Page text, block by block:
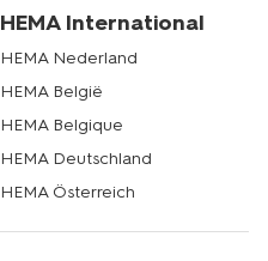
HEMA International
HEMA Nederland
HEMA België
HEMA Belgique
HEMA Deutschland
HEMA Österreich